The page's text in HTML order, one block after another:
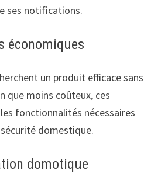
ses notifications.
économiques
un produit efficace sans
que moins coûteux, ces
fonctionnalités nécessaires
domestique.
domotique